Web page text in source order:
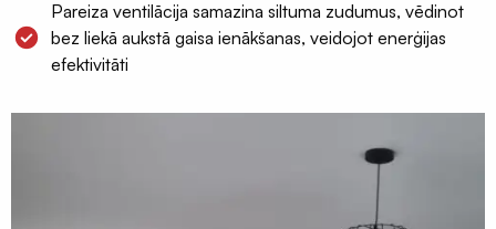
Pareiza ventilācija samazina siltuma zudumus, vēdinot
bez liekā aukstā gaisa ienākšanas, veidojot enerģijas
efektivitāti
Grauzēju
siets